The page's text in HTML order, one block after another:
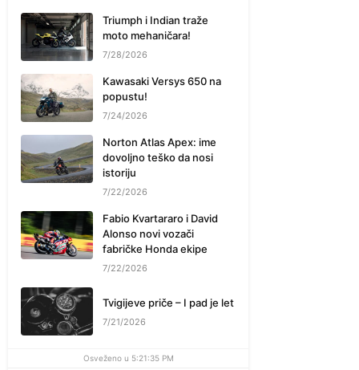
Triumph i Indian traže
moto mehaničara!
7/28/2026
Kawasaki Versys 650 na
popustu!
7/24/2026
Norton Atlas Apex: ime
dovoljno teško da nosi
istoriju
7/22/2026
Fabio Kvartararo i David
Alonso novi vozači
fabričke Honda ekipe
7/22/2026
Tvigijeve priče – I pad je let
7/21/2026
Osveženo u 5:21:35 PM